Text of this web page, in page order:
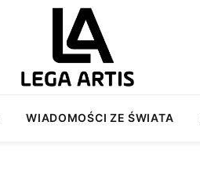
WIADOMOŚCI ZE ŚWIATA